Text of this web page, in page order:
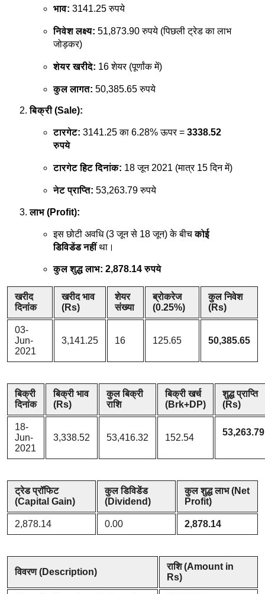
भाव: 3141.25 रुपये
निवेश लक्ष्य: 51,873.90 रुपये (पिछली ट्रेड का लाभ
जोड़कर)
शेयर खरीदे: 16 शेयर (पूर्णांक में)
कुल लागत: 50,385.65 रुपये
बिक्री (Sale):
टारगेट: 3141.25 का 6.28% ऊपर = 3338.52
रुपये
टारगेट हिट दिनांक: 18 जून 2021 (मात्र 15 दिन में)
नेट प्राप्ति: 53,263.79 रुपये
लाभ (Profit):
इस छोटी अवधि (3 जून से 18 जून) के बीचकोई
डिविडेंड नहींथा।
कुल शुद्ध लाभ: 2,878.14 रुपये
खरीद
दिनांक
खरीद भाव
(Rs)
शेयर
संख्या
ब्रोकरेज
(0.25%)
कुल निवेश
(Rs)
03-
Jun-
2021
3,141.25 16 125.65 50,385.65
बिक्री
दिनांक
बिक्री भाव
(Rs)
कुल बिक्री
राशि
बिक्री खर्च
(Brk+DP)
शुद्ध प्राप्ति
(Rs)
18-
Jun-
2021
3,338.52 53,416.32 152.54
53,263.79
ट्रेड प्रॉफिट
(Capital Gain)
कुल डिविडेंड
(Dividend)
कुल शुद्ध लाभ (Net
Profit)
2,878.14 0.00 2,878.14
विवरण (Description)
राशि (Amount in
Rs)